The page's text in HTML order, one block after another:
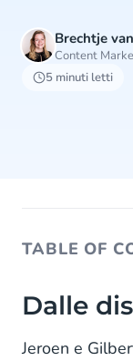
Brechtje
Content
5 minuti letti
TABLE OF
Dalle
Dalle
Jeroen e